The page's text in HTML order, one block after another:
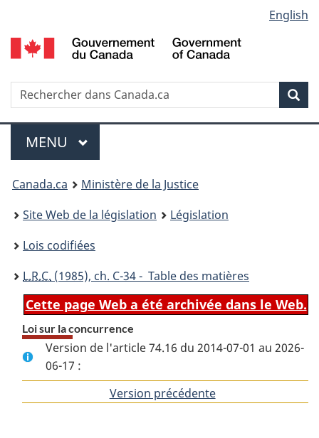
au
contenu
propos
de
la
HTML
simplifiée
selection
English
Recherche
Menu
MENU PRINCIPAL
You
are
here:
Canada.ca
Ministère de la Justice
Site Web de la législation
Législation
Lois codifiées
L.R.C. (1985), ch. C-34 - Table des matières
Cette page Web a été archivée dans le Web.
Loi sur la concurrence
Version de l'article 74.16 du 2014-07-01 au 2026-
06-17 :
Version précédentede